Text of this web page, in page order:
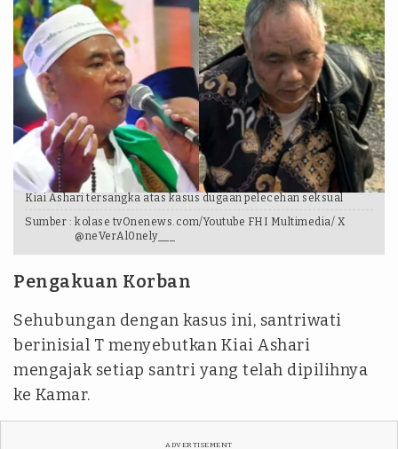
Kiai Ashari tersangka atas kasus dugaan pelecehan seksual
Sumber : kolase tvOnenews.com/Youtube FHI Multimedia/ X
@neVerAl0nely___
Pengakuan Korban
Sehubungan dengan kasus ini, santriwati
berinisial T menyebutkan Kiai Ashari
mengajak setiap santri yang telah dipilihnya
ke Kamar.
ADVERTISEMENT